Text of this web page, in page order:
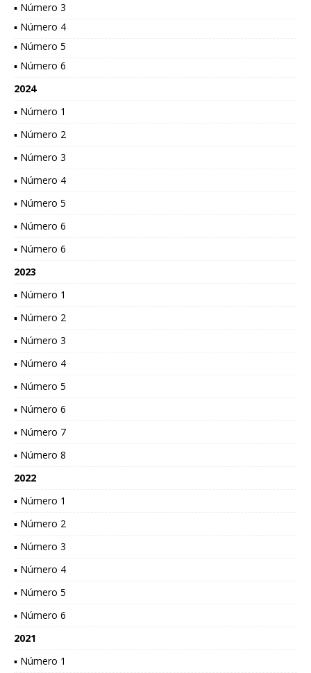
▪ Número 3
▪ Número 4
▪ Número 5
▪ Número 6
2024
▪ Número 1
▪ Número 2
▪ Número 3
▪ Número 4
▪ Número 5
▪ Número 6
▪ Número 6
2023
▪ Número 1
▪ Número 2
▪ Número 3
▪ Número 4
▪ Número 5
▪ Número 6
▪ Número 7
▪ Número 8
2022
▪ Número 1
▪ Número 2
▪ Número 3
▪ Número 4
▪ Número 5
▪ Número 6
2021
▪ Número 1